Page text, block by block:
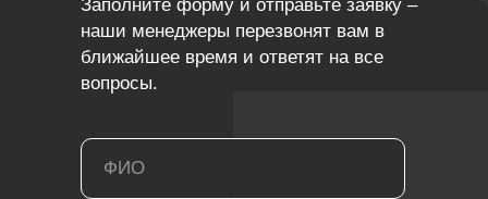
Заполните форму и отправьте заявку –
наши менеджеры перезвонят вам в
ближайшее время и ответят на все
вопросы.